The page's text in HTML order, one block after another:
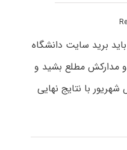
برید سایت دانشگاه
و مدارکش مطلع بشید و
با نتایج نهایی